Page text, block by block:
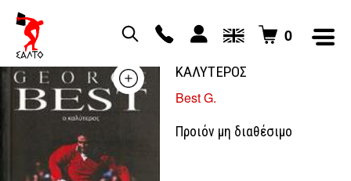
0
ΚΑΛΥΤΕΡΟΣ
Best G.
Προιόν μη διαθέσιμο